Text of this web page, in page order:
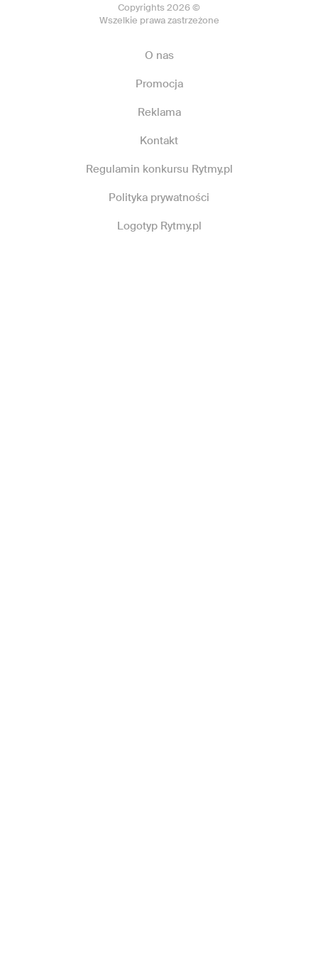
Copyrights 2026 ©
Wszelkie prawa zastrzeżone
O nas
Promocja
Reklama
Kontakt
Regulamin konkursu Rytmy.pl
Polityka prywatności
Logotyp Rytmy.pl